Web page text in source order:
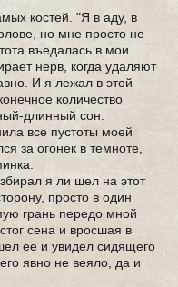
костей. "Я в аду, в
но мне просто не
въедалась в мои
нерв, когда удаляют
И я лежал в этой
количество
длинный сон.
все пустоты моей
за огонек в темноте,
я ли шел на этот
просто в один
грань передо мной
сена и вросшая в
ее и увидел сидящего
явно не веяло, да и